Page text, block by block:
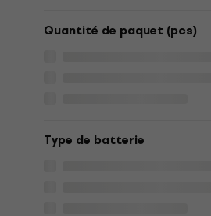
Quantité de paquet (pcs)
Type de batterie